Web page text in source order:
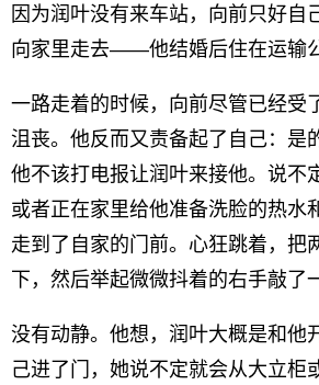
因为润叶没有来车站，向前只好自
向家里走去——他结婚后住在运输
一路走着的时候，向前尽管已经受
沮丧。他反而又责备起了自己：是
他不该打电报让润叶来接他。说不
或者正在家里给他准备洗脸的热
走到了自家的门前。心狂跳着，把
下，然后举起微微抖着的右手敲了
没有动静。他想，润叶大概是和他
己进了门，她说不定就会从大立柜